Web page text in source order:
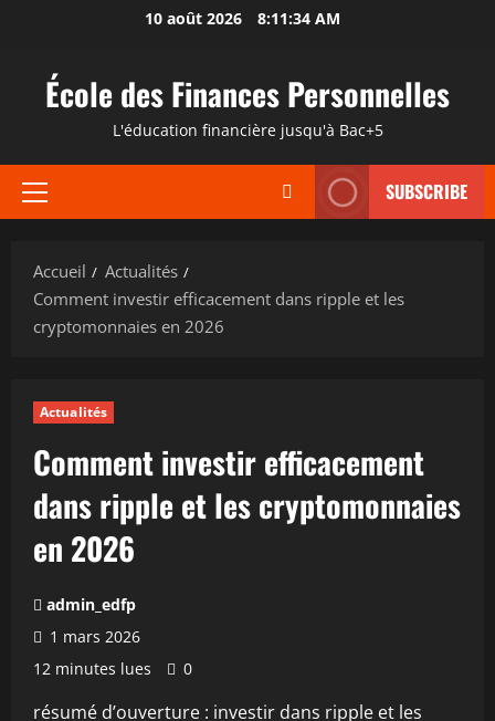
contenu
10 août 2026 8:11:35 AM
École des Finances Personnelles
L'éducation financière jusqu'à Bac+5
Menu
SUBSCRIBE
Accueil
Actualités
Comment investir efficacement dans ripple et les
cryptomonnaies en 2026
Actualités
Comment investir efficacement
dans ripple et les cryptomonnaies
en 2026
admin_edfp
1 mars 2026
12 minutes lues
0
résumé d’ouverture : investir dans ripple et les